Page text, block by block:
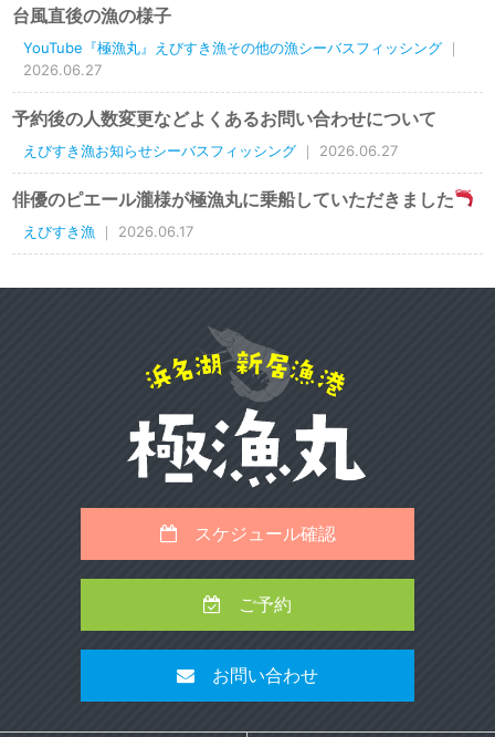
台風直後の漁の様子
YouTube『極漁丸』えびすき漁その他の漁シーバスフィッシング
｜
2026.06.27
予約後の人数変更などよくあるお問い合わせについて
えびすき漁お知らせシーバスフィッシング ｜ 2026.06.27
俳優のピエール瀧様が極漁丸に乗船していただきました
えびすき漁 ｜ 2026.06.17
スケジュール確認
ご予約
お問い合わせ